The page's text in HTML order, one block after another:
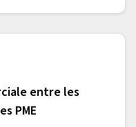
entre les
PME